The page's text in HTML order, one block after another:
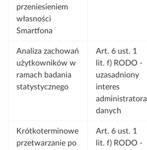
przeniesieniem
własności
Smartfona
Analiza zachowań
użytkowników w
ramach badania
statystycznego
Art. 6 ust. 1
lit. f) RODO -
uzasadniony
interes
administratora
danych
Krótkoterminowe
przetwarzanie po
Art. 6 ust. 1
lit. f) RODO -